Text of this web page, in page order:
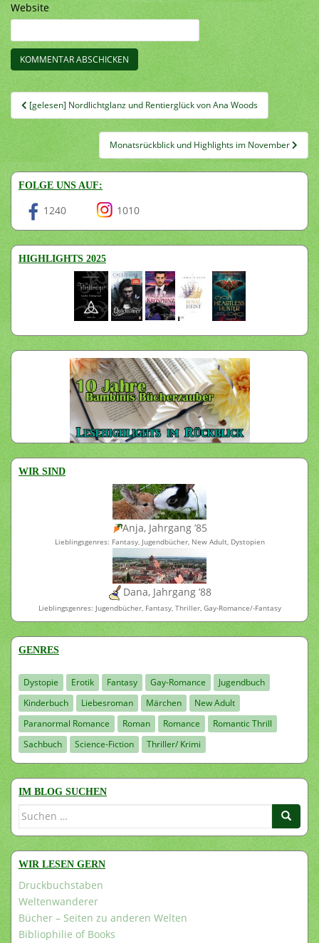
Website
Beitragsnavigation
[gelesen] Nordlichtglanz und Rentierglück von Ana Woods
Monatsrückblick und Highlights im November
FOLGE UNS AUF:
1240 1010
HIGHLIGHTS 2025
WIR SIND
Anja, Jahrgang ’85
Lieblingsgenres: Fantasy, Jugendbücher, New Adult, Dystopien
Dana, Jahrgang ’88
Lieblingsgenres: Jugendbücher, Fantasy, Thriller, Gay-Romance/-Fantasy
GENRES
Dystopie Erotik Fantasy Gay-Romance
Jugendbuch
Kinderbuch
Liebesroman Märchen
New Adult
Paranormal Romance
Roman Romance
Romantic Thrill
Sachbuch
Science-Fiction Thriller/ Krimi
IM BLOG SUCHEN
Suchen
WIR LESEN GERN
Druckbuchstaben
Weltenwanderer
Bücher – Seiten zu anderen Welten
Bibliophilie of Books